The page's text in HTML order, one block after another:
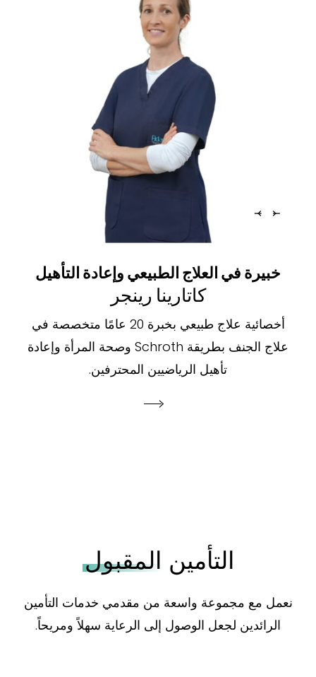
خبيرة في العلاج الطبيعي وإعادة التأهيل
كاتارينا رينجر
أخصائية علاج طبيعي بخبرة 20 عامًا متخصصة في
علاج الجنف بطريقة Schroth وصحة المرأة وإعادة
تأهيل الرياضيين المحترفين.
التأمين المقبول
نعمل مع مجموعة واسعة من مقدمي خدمات التأمين
الرائدين لجعل الوصول إلى الرعاية سهلاً ومريحاً.